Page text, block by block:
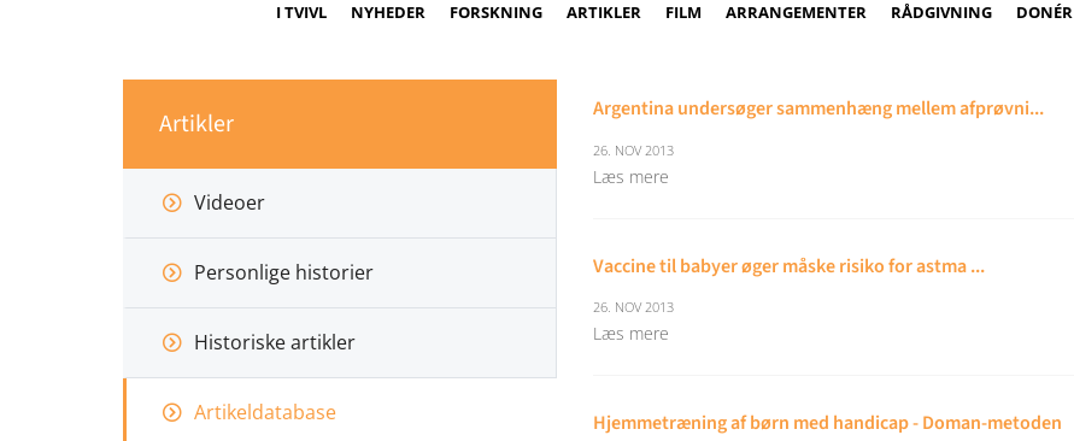
I TVIVL NYHEDER FORSKNING ARTIKLER FILM ARRANGEMENTER RÅDGIVNING DONÉR
Artikler
Videoer
Personlige historier
Historiske artikler
Artikeldatabase
Argentina undersøger sammenhæng mellem afprøvni...
26. NOV 2013
Læs mere
Vaccine til babyer øger måske risiko for astma ...
26. NOV 2013
Læs mere
Hjemmetræning af børn med handicap - Doman-metoden